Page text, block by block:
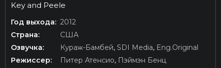
Key and Peele
Год выхода: 2012
Страна:
США
Озвучка:
Кураж-Бамбей, SDI Media, Eng.Original
Режиссер:
Питер Атенсио, Пэймэн Бенц